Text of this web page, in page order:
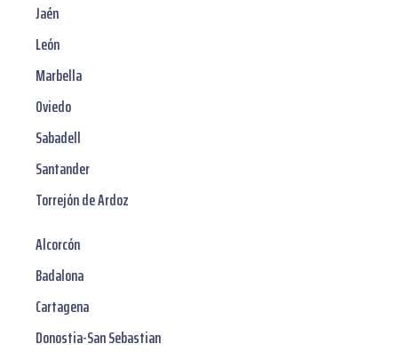
Jaén
León
Marbella
Oviedo
Sabadell
Santander
Torrejón de Ardoz
Alcorcón
Badalona
Cartagena
Donostia-San Sebastian